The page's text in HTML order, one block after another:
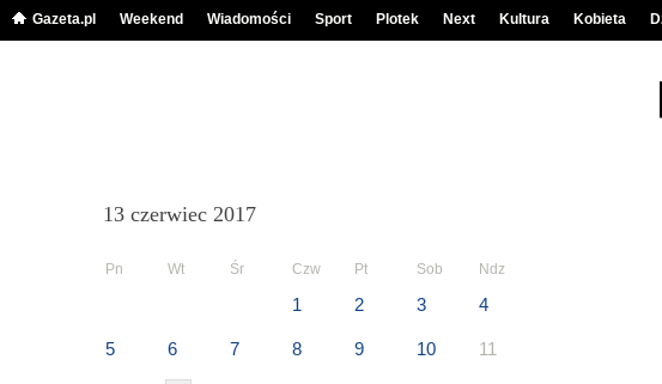
Gazeta.pl Weekend Wiadomości Sport Plotek Next Kultura Kobieta
13 czerwiec 2017
Pn Wt Śr Czw Pt Sob Ndz
1 2 3 4
5 6 7 8 9 10 11